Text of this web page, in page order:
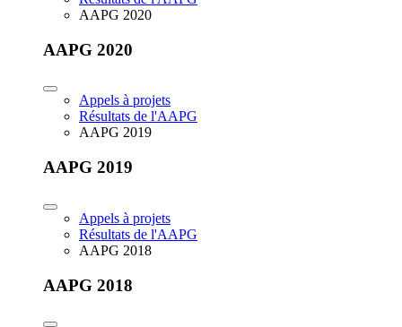
AAPG 2020
AAPG 2020
Appels à projets
Résultats de l'AAPG
AAPG 2019
AAPG 2019
Appels à projets
Résultats de l'AAPG
AAPG 2018
AAPG 2018